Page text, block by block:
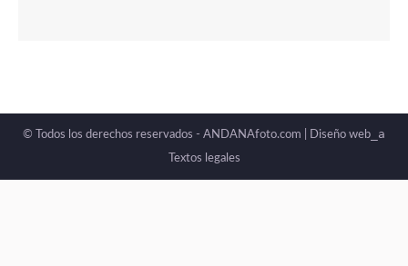
© Todos los derechos reservados - ANDANAfoto.com | Diseño web _a
Textos legales